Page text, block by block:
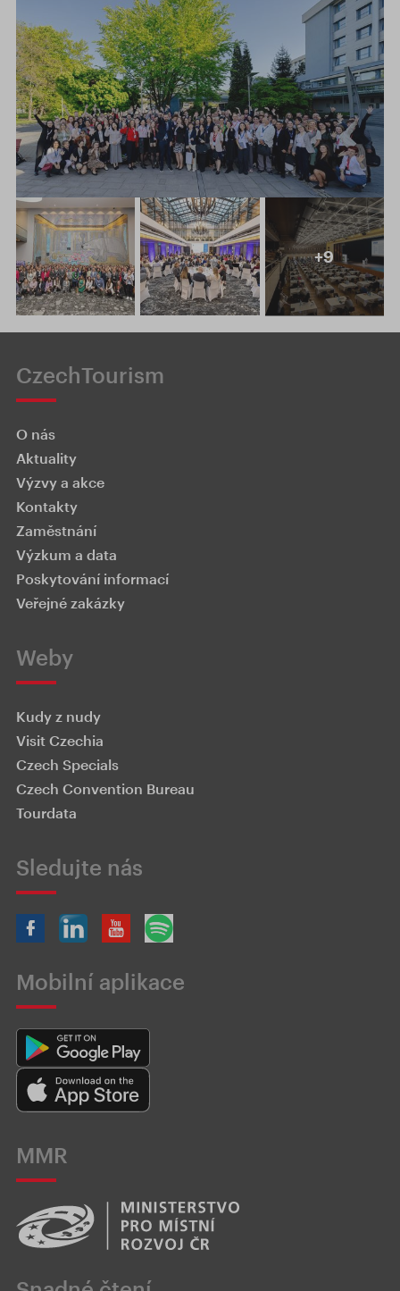
+9
CzechTourism
O nás
Aktuality
Výzvy a akce
Kontakty
Zaměstnání
Výzkum a data
Poskytování informací
Veřejné zakázky
Weby
Kudy z nudy
Visit Czechia
Czech Specials
Czech Convention Bureau
Tourdata
Sledujte nás
Mobilní aplikace
MMR